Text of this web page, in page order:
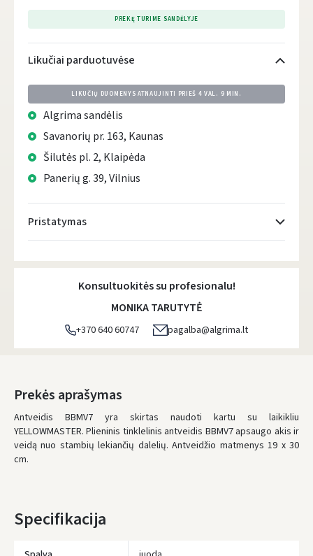
PREKĘ TURIME SANDĖLYJE
Likučiai parduotuvėse
LIKUČIŲ DUOMENYS ATNAUJINTI PRIEŠ 4 VAL. 9 MIN.
Algrima sandėlis
Savanorių pr. 163, Kaunas
Šilutės pl. 2, Klaipėda
Panerių g. 39, Vilnius
Pristatymas
Atsiėmimo taškai- 0.00 €
DPD kurjeris - 5.00 €
DPD paštomatai- 4.00 €
LP Express paštomatai
LP Express kurjeris- 4.00 €
Pirmadienį, Rugpjūčio 10 d.
* Pristatymo terminai yra preliminarūs ir gali priklausyti nuo kurjerių
Konsultuokitės su profesionalu!
MONIKA TARUTYTĖ
+370 640 60747 pagalba@algrima.lt
Prekės aprašymas
Antveidis BBMV7 yra skirtas naudoti kartu su laikikliu
YELLOWMASTER. Plieninis tinklelinis antveidis BBMV7 apsaugo akis ir
veidą nuo stambių lekiančių dalelių. Antveidžio matmenys 19 x 30
cm.
Specifikacija